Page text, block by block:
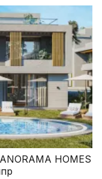
HOMES